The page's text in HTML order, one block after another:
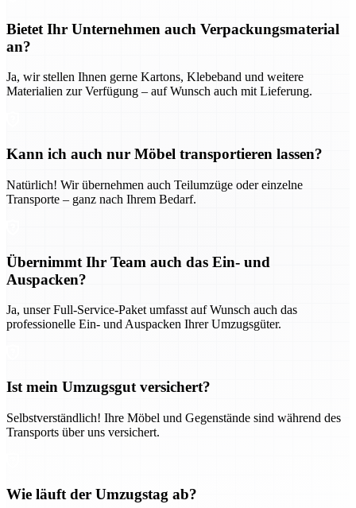
Bietet Ihr Unternehmen auch Verpackungsmaterial
an?
Ja, wir stellen Ihnen gerne Kartons, Klebeband und weitere
Materialien zur Verfügung – auf Wunsch auch mit Lieferung.
Kann ich auch nur Möbel transportieren lassen?
Natürlich! Wir übernehmen auch Teilumzüge oder einzelne
Transporte – ganz nach Ihrem Bedarf.
Übernimmt Ihr Team auch das Ein- und
Auspacken?
Ja, unser Full-Service-Paket umfasst auf Wunsch auch das
professionelle Ein- und Auspacken Ihrer Umzugsgüter.
Ist mein Umzugsgut versichert?
Selbstverständlich! Ihre Möbel und Gegenstände sind während des
Transports über uns versichert.
Wie läuft der Umzugstag ab?